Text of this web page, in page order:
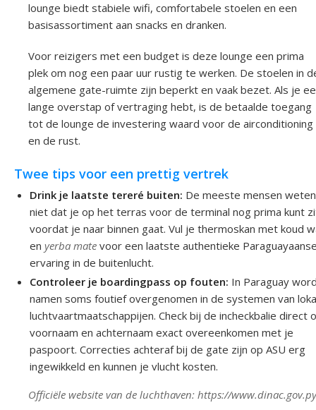
lounge biedt stabiele wifi, comfortabele stoelen en een
basisassortiment aan snacks en dranken.
Voor reizigers met een budget is deze lounge een prima
plek om nog een paar uur rustig te werken. De stoelen in
algemene gate-ruimte zijn beperkt en vaak bezet. Als je
lange overstap of vertraging hebt, is de betaalde toegang
tot de lounge de investering waard voor de airconditioning
en de rust.
Twee tips voor een prettig vertrek
Drink je laatste tereré buiten: De meeste mensen weten
niet dat je op het terras voor de terminal nog prima kunt
voordat je naar binnen gaat. Vul je thermoskan met koud
enyerba mate voor een laatste authentieke
ervaring in de buitenlucht.
Controleer je boardingpass op fouten: In Paraguay
namen soms foutief overgenomen in de systemen van
luchtvaartmaatschappijen. Check bij de incheckbalie direct
voornaam en achternaam exact overeenkomen met je
paspoort. Correcties achteraf bij de gate zijn op ASU erg
ingewikkeld en kunnen je vlucht kosten.
Officiële website van de luchthaven: https://